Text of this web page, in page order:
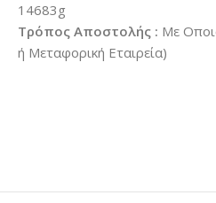
14683g
Τρόπος Αποστολής : Με
ή Μεταφορική Εταιρεία)